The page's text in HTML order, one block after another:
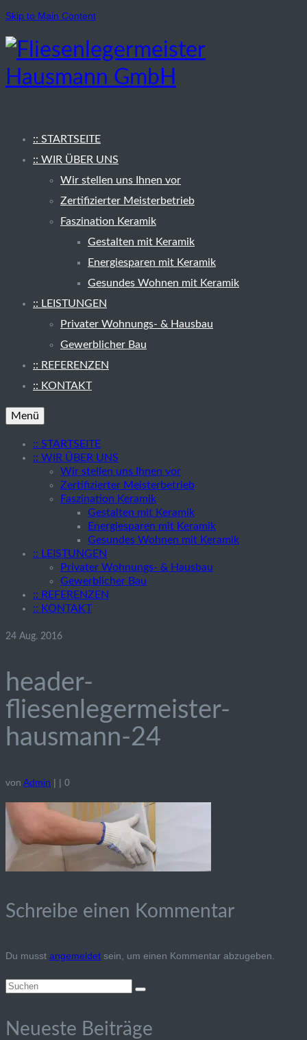
Skip to Main Content
:: STARTSEITE
:: WIR ÜBER UNS
Wir stellen uns Ihnen vor
Zertifizierter Meisterbetrieb
Faszination Keramik
Gestalten mit Keramik
Energiesparen mit Keramik
Gesundes Wohnen mit Keramik
:: LEISTUNGEN
Privater Wohnungs- & Hausbau
Gewerblicher Bau
:: REFERENZEN
:: KONTAKT
Menü
:: STARTSEITE
:: WIR ÜBER UNS
Wir stellen uns Ihnen vor
Zertifizierter Meisterbetrieb
Faszination Keramik
Gestalten mit Keramik
Energiesparen mit Keramik
Gesundes Wohnen mit Keramik
:: LEISTUNGEN
Privater Wohnungs- & Hausbau
Gewerblicher Bau
:: REFERENZEN
:: KONTAKT
24 Aug. 2016
header-
fliesenlegermeister-
hausmann-24
von Admin | | 0
Schreibe einen Kommentar
Du musst angemeldet sein, um einen Kommentar abzugeben.
Suchen
Neueste Beiträge